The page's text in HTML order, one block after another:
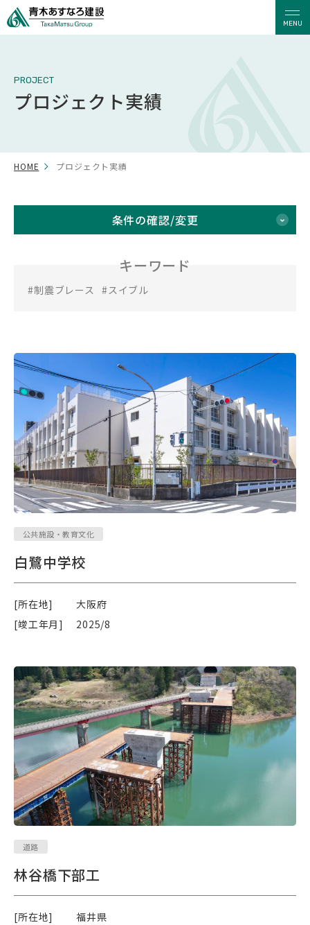
MENU
PROJECT
プロジェクト実績
HOME プロジェクト実績
条件の確認/変更
キーワード
#制震ブレース #スイブル
公共施設・教育文化
白鷺中学校
[所在地]
大阪府
[竣工年月]
2025/8
道路
林谷橋下部工
[所在地]
福井県